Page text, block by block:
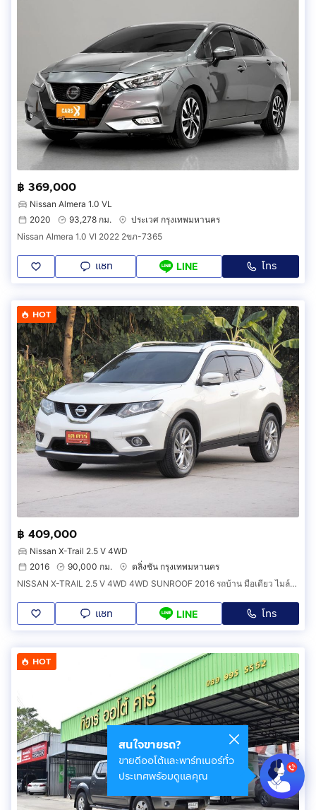
฿ 369,000
Nissan Almera 1.0 VL
2020
93,278 กม.
ประเวศ กรุงเทพมหานคร
Nissan Almera 1.0 Vl 2022 2ขภ-7365
แชท LINE โทร
HOT
฿ 409,000
Nissan X-Trail 2.5 V 4WD
2016
90,000 กม.
ตลิ่งชัน กรุงเทพมหานคร
NISSAN X-TRAIL 2.5 V 4WD 4WD SUNROOF 2016 รถบ้าน มือเดียว ไมล์น้อย พร้อมใช้
แชท LINE โทร
HOT
สนใจขายรถ?
ขายดีออโต้และพาร์ทเนอร์ทั่ว
ประเทศพร้อมดูแลคุณ